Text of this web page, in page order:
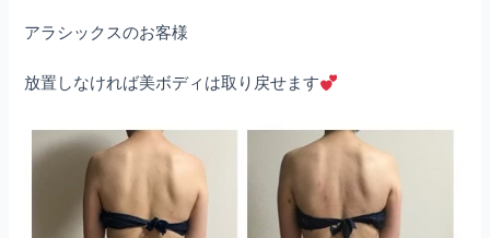
アラシックスのお客様
放置しなければ美ボディは取り戻せます